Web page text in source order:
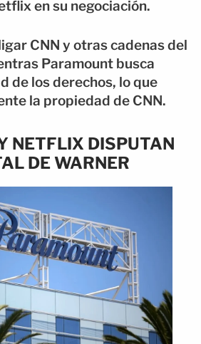
en su negociación.
CNN y otras cadenas del
Paramount busca
de los derechos, lo que
la propiedad de CNN.
NETFLIX DISPUTAN
DE WARNER